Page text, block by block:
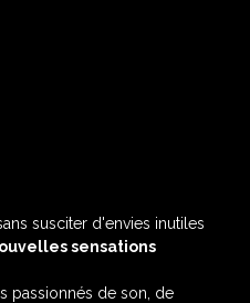
susciter d'envies inutiles
sensations
passionnés de son, de